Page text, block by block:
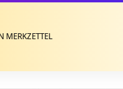
MERKZETTEL